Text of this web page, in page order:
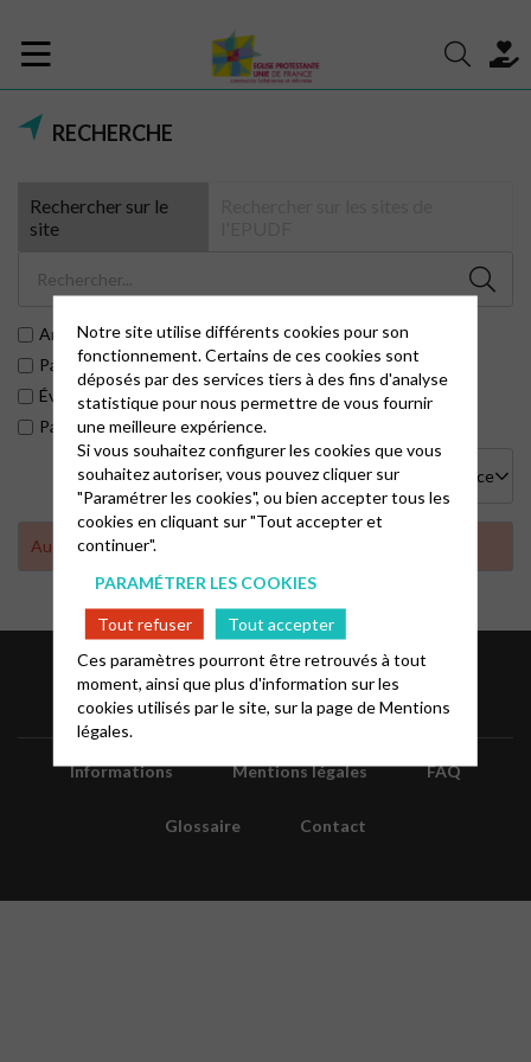
RECHERCHE
Rechercher sur le
site
Articles
Pages
Évènements
Paroisses
Aucun résultat trouvé
Informations Mentions légales FAQ
Glossaire Contact
Notre site utilise différents cookies pour son
fonctionnement. Certains de ces cookies sont
déposés par des services tiers à des fins d'analyse
statistique pour nous permettre de vous fournir
une meilleure expérience.
Si vous souhaitez configurer les cookies que vous
souhaitez autoriser, vous pouvez cliquer sur
"Paramétrer les cookies", ou bien accepter tous les
cookies en cliquant sur "Tout accepter et
continuer".
PARAMÉTRER LES COOKIES
Tout refuser
Tout accepter
Ces paramètres pourront être retrouvés à tout
moment, ainsi que plus d'information sur les
cookies utilisés par le site, sur la page deMentions
légales.